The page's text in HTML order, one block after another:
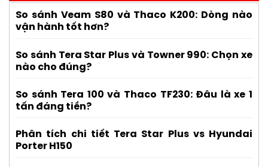
So sánh Veam S80 và Thaco K200: Dòng nào
vận hành tốt hơn?
So sánh Tera Star Plus và Towner 990: Chọn xe
nào cho đúng?
So sánh Tera 100 và Thaco TF230: Đâu là xe 1
tấn đáng tiền?
Phân tích chi tiết Tera Star Plus vs Hyundai
Porter H150